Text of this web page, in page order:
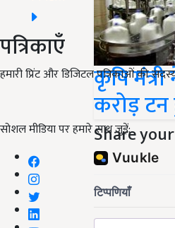
पत्रिकाएँ
हमारी प्रिंट और डिजिटल पत्रिकाओं की
सोशल मीडिया पर हमारे साथ जुड़ें:
कृषि
करोड़
Share